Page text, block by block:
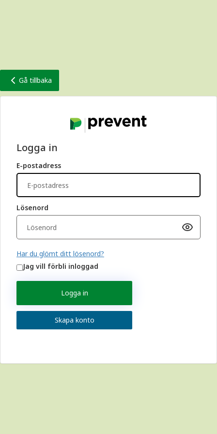
Gå tillbaka
Logga in
E-postadress
Lösenord
Har du glömt ditt lösenord?
Jag vill förbli inloggad
Logga in
Skapa konto